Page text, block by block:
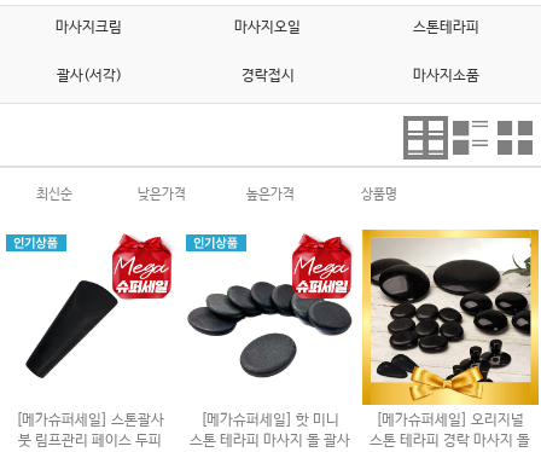
마사지크림 마사지오일 스톤테라피
괄사(서각) 경락접시 마사지소품
최신순 낮은가격 높은가격 상품명
[메가슈퍼세일] 스톤괄사
붓 림프관리 페이스 두피
[메가슈퍼세일] 핫 미니
스톤 테라피 마사지 돌 괄사
[메가슈퍼세일] 오리지널
스톤 테라피 경락 마사지 돌